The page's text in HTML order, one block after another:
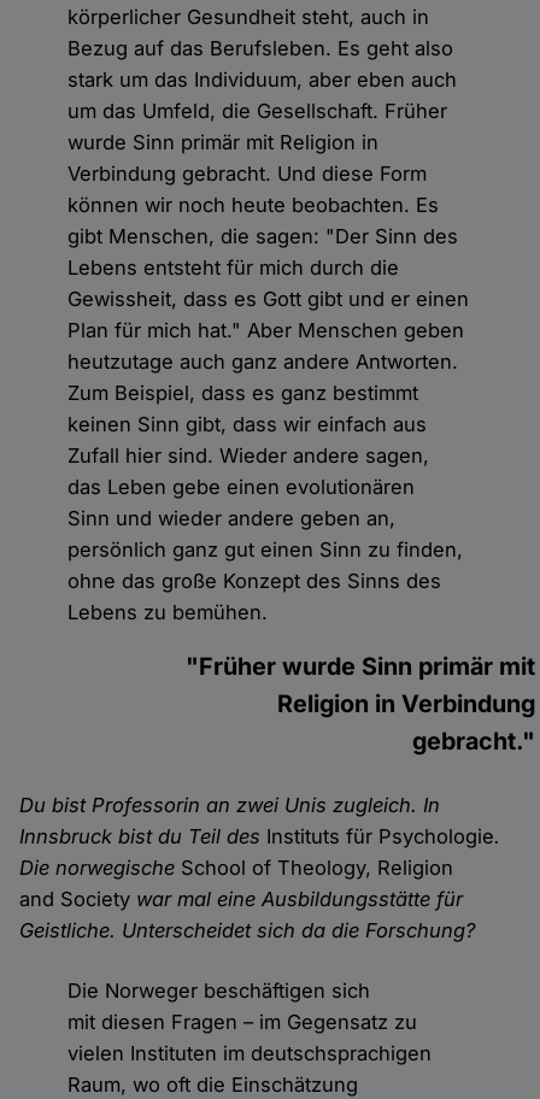
körperlicher Gesundheit steht, auch in
Bezug auf das Berufsleben. Es geht also
stark um das Individuum, aber eben auch
um das Umfeld, die Gesellschaft. Früher
wurde Sinn primär mit Religion in
Verbindung gebracht. Und diese Form
können wir noch heute beobachten. Es
gibt Menschen, die sagen: "Der Sinn des
Lebens entsteht für mich durch die
Gewissheit, dass es Gott gibt und er einen
Plan für mich hat." Aber Menschen geben
heutzutage auch ganz andere Antworten.
Zum Beispiel, dass es ganz bestimmt
keinen Sinn gibt, dass wir einfach aus
Zufall hier sind. Wieder andere sagen,
das Leben gebe einen evolutionären
Sinn und wieder andere geben an,
persönlich ganz gut einen Sinn zu finden,
ohne das große Konzept des Sinns des
Lebens zu bemühen.
"Früher wurde Sinn primär mit
Religion in Verbindung
gebracht."
Du bist Professorin an zwei Unis zugleich. In
Innsbruck bist du Teil des Instituts für Psychologie.
Die norwegische School of Theology, Religion
and Society war mal eine Ausbildungsstätte für
Geistliche. Unterscheidet sich da die Forschung?
Die Norweger beschäftigen sich
mit diesen Fragen – im Gegensatz zu
vielen Instituten im deutschsprachigen
Raum, wo oft die Einschätzung